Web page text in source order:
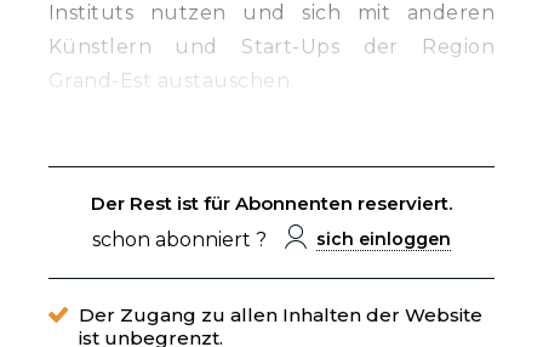
Instituts nutzen und sich mit anderen
Künstlern und Start-Ups der Region
Grand-Est austauschen.
Der Rest ist für Abonnenten reserviert.
schon abonniert ?
sich einloggen
Der Zugang zu allen Inhalten der Website
ist unbegrenzt.